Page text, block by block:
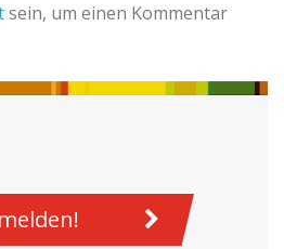
sein, um einen Kommentar